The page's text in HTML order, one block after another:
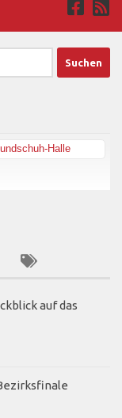
Halle
auf das